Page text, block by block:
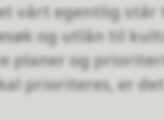
vårt egentlig står
og utlån til
og
prioriteres, er